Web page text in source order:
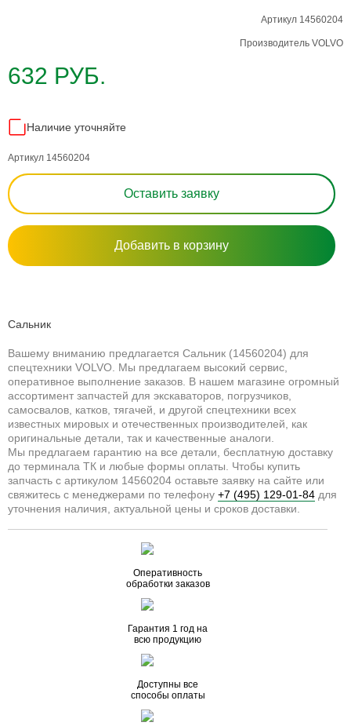
Артикул 14560204
Производитель VOLVO
632 РУБ.
Наличие уточняйте
Артикул 14560204
Оставить заявку
Добавить в корзину
Сальник
Вашему вниманию предлагается Сальник (14560204) для
спецтехники VOLVO. Мы предлагаем высокий сервис,
оперативное выполнение заказов. В нашем магазине огромный
ассортимент запчастей для экскаваторов, погрузчиков,
самосвалов, катков, тягачей, и другой спецтехники всех
известных мировых и отечественных производителей, как
оригинальные детали, так и качественные аналоги.
Мы предлагаем гарантию на все детали, бесплатную доставку
до терминала ТК и любые формы оплаты. Чтобы купить
запчасть с артикулом 14560204 оставьте заявку на сайте или
свяжитесь с менеджерами по телефону +7 (495) 129-01-84 для
уточнения наличия, актуальной цены и сроков доставки.
Оперативность
обработки заказов
Гарантия 1 год на
всю продукцию
Доступны все
способы оплаты